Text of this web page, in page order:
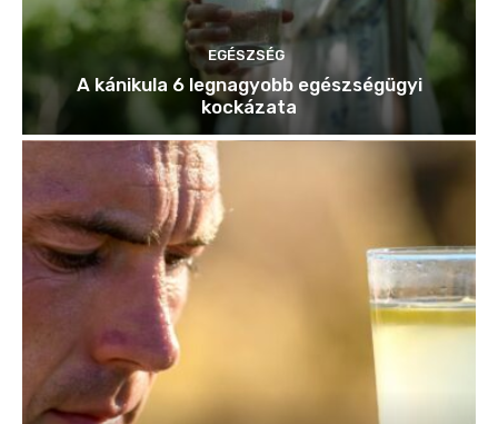
EGÉSZSÉG
A kánikula 6 legnagyobb egészségügyi
kockázata